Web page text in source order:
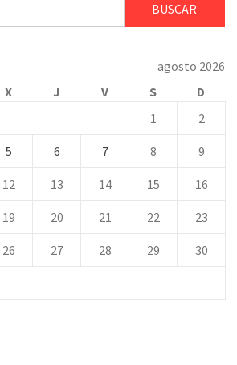
agosto 2026
X J V S
D
1
2
5 6 7 8 9
12 13 14 15 16
19 20 21 22 23
26 27 28 29 30